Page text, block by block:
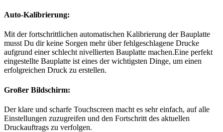
Auto-Kalibrierung:
Mit der fortschrittlichen automatischen Kalibrierung der Bauplatte
musst Du dir keine Sorgen mehr über fehlgeschlagene Drucke
aufgrund einer schlecht nivellierten Bauplatte machen.Eine perfekt
eingestellte Bauplatte ist eines der wichtigsten Dinge, um einen
erfolgreichen Druck zu erstellen.
Großer Bildschirm:
Der klare und scharfe Touchscreen macht es sehr einfach, auf alle
Einstellungen zuzugreifen und den Fortschritt des aktuellen
Druckauftrags zu verfolgen.